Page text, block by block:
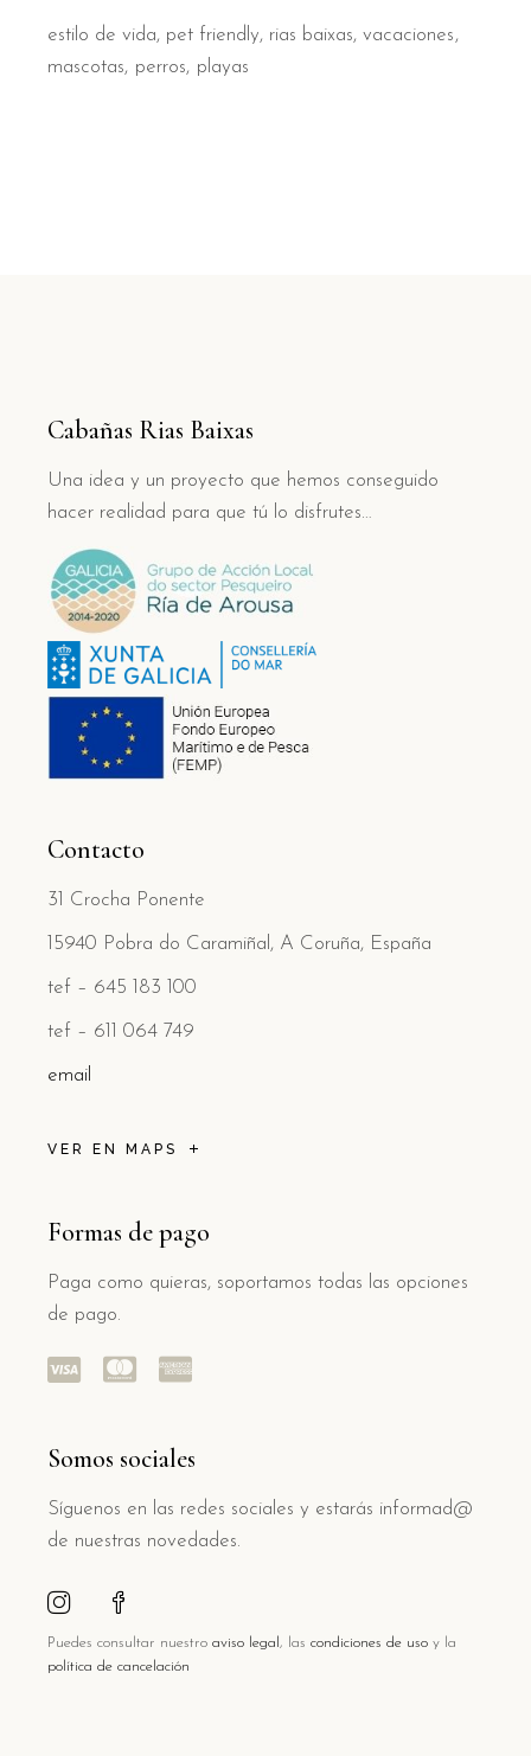
estilo de vida, pet friendly, rias baixas,vacaciones
mascotas
perros playas
Cabañas Rias Baixas
Una idea y un proyecto que hemos conseguido
hacer realidad para que tú lo disfrutes…
Contacto
31 Crocha Ponente
15940 Pobra do Caramiñal, A Coruña, España
tef – 645 183 100
tef – 611 064 749
email
VER EN MAPS
Formas de pago
Paga como quieras, soportamos todas las opciones
de pago.
Somos sociales
Síguenos en las redes sociales y estarás informad@
de nuestras novedades.
Puedes consultar nuestro aviso legal , las condiciones de uso y la
política de cancelación